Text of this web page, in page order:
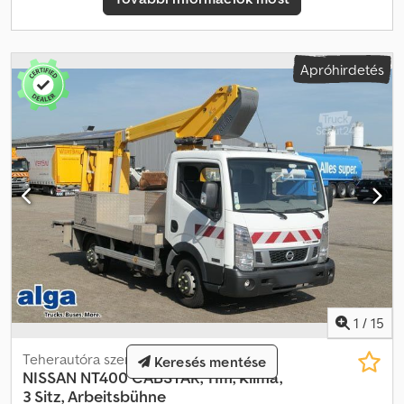
Apróhirdetés
1 / 15
Teherautóra szerelt munkaállvány
NISSAN NT400 CABSTAR, 11m, Klima,
3 Sitz, Arbeitsbühne
Keresés mentése